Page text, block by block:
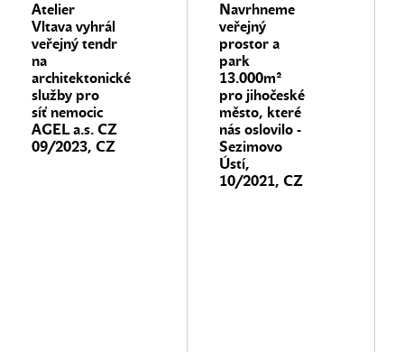
Atelier
Vltava vyhrál
veřejný tendr
na
architektonické
služby pro
síť nemocic
AGEL a.s. CZ
09/2023, CZ
Navrhneme
veřejný
prostor a
park
13.000m²
pro jihočeské
město, které
nás oslovilo -
Sezimovo
Ústí,
10/2021, CZ